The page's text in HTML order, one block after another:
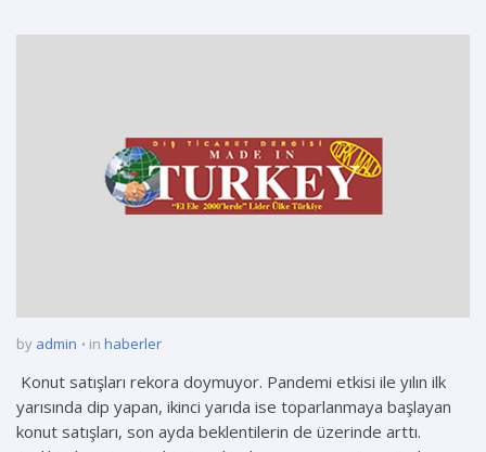
by admin in haberler
Konut satışları rekora doymuyor. Pandemi etkisi ile yılın ilk
yarısında dip yapan, ikinci yarıda ise toparlanmaya başlayan
konut satışları, son ayda beklentilerin de üzerinde arttı.